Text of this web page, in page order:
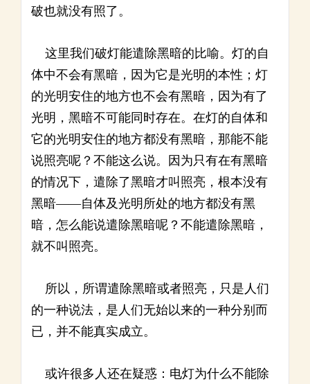
破也就没有照了。
这里我们破灯能遣除黑暗的比喻。灯的自
体中不会有黑暗，因为它是光明的本性；灯
的光明安住的地方也不会有黑暗，因为有了
光明，黑暗不可能同时存在。在灯的自体和
它的光明安住的地方都没有黑暗，那能不能
说照亮呢？不能这么说。因为只有在有黑暗
的情况下，遣除了黑暗才叫照亮，根本没有
黑暗——自体及光明所处的地方都没有黑
暗，怎么能说遣除黑暗呢？不能遣除黑暗，
就不叫照亮。
所以，所谓遣除黑暗或者照亮，只是人们
的一种说法，是人们无始以来的一种分别而
已，并不能真实成立。
或许很多人还在疑惑：电灯为什么不能除